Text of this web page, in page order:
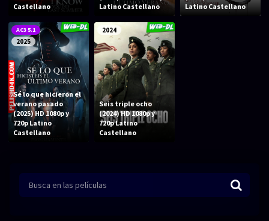
Aventura Ciencia ficción
Comedia Crimen
Terror Drama
Familia Suspenso
Fantástico Romance
Castellano
Latino Castellano
Latino Castellano
AC3 5.1
2025
Sé lo que hicieron el
verano pasado
(2025) HD 1080p y
720p Latino
Castellano
2024
Seis triple ocho
(2024) HD 1080p y
720p Latino
Castellano